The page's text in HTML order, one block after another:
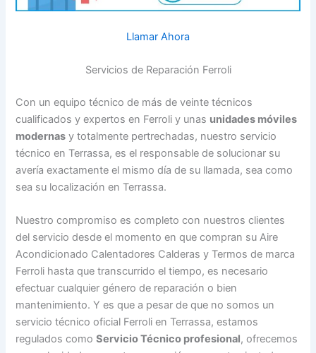
Llamar Ahora
Servicios de Reparación Ferroli
Con un equipo técnico de más de veinte técnicos
cualificados y expertos en Ferroli y unas unidades móviles
modernas y totalmente pertrechadas, nuestro servicio
técnico en Terrassa, es el responsable de solucionar su
avería exactamente el mismo día de su llamada, sea como
sea su localización en Terrassa.
Nuestro compromiso es completo con nuestros clientes
del servicio desde el momento en que compran su Aire
Acondicionado Calentadores Calderas y Termos de marca
Ferroli hasta que transcurrido el tiempo, es necesario
efectuar cualquier género de reparación o bien
mantenimiento. Y es que a pesar de que no somos un
servicio técnico oficial Ferroli en Terrassa, estamos
regulados comoServicio Técnico profesional, ofrecemos